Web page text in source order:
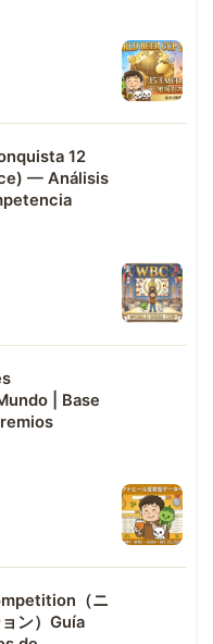
12
— Análisis
| Base
（ニ
ン）Guía